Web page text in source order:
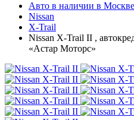
Авто в наличии в Москве
Nissan
X-Trail
Nissan X-Trail II ,
«Астар Моторс»